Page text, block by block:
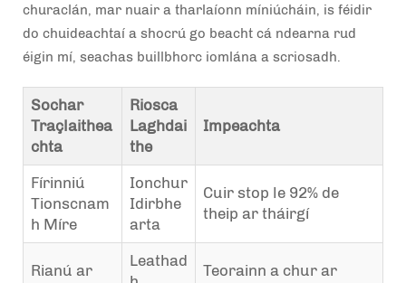
churaclán, mar nuair a tharlaíonn míniúcháin, is féidir
do chuideachtaí a shocrú go beacht cá ndearna rud
éigin mí, seachas buillbhorc iomlána a scriosadh.
Sochar
Traçlaithea
chta
Riosca
Laghdai
the
Impeachta
Fírinniú
Tionscnam
h Míre
Ionchur
Idirbhe
arta
Cuir stop le 92% de
theip ar tháirgí
Rianú ar
Leathad
Teorainn a chur ar